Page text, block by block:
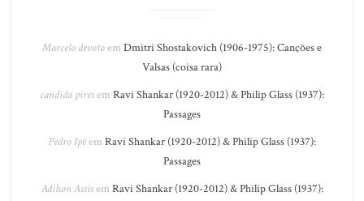
Marcelo devotoem Dmitri Shostakovich (1906-1975): Canções e
Valsas (coisa rara)
candida piresem Ravi Shankar (1920-2012) & Philip Glass (1937):
Passages
Pedro Ipêem Ravi Shankar (1920-2012) & Philip Glass (1937):
Passages
Adilson Assisem Ravi Shankar (1920-2012) & Philip Glass (1937):